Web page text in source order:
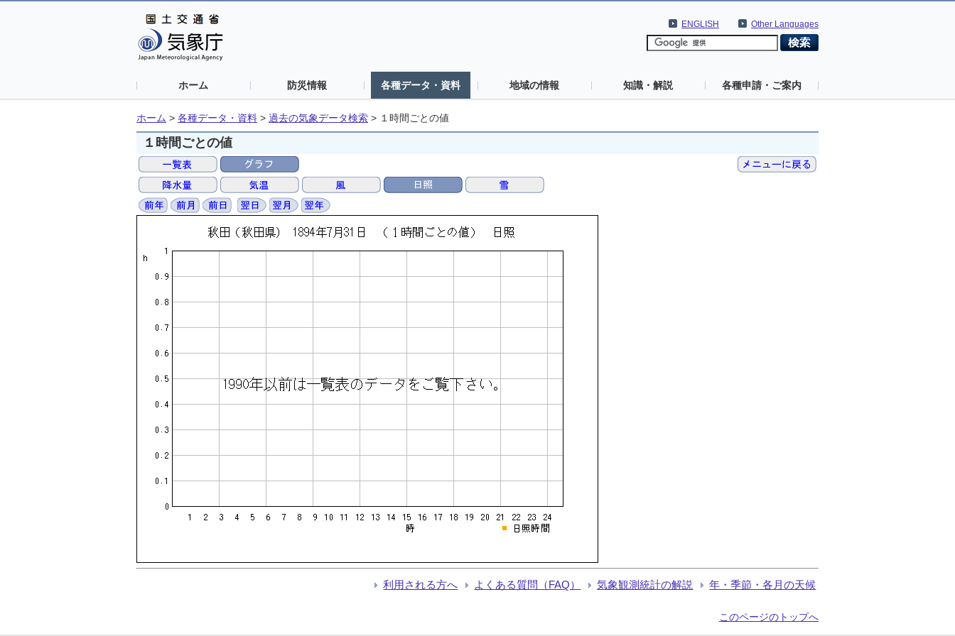
Other Languages
ENGLISH
ホーム 防災情報 各種データ・資料 地域の情報 知識・解説 各種申請・ご案内
ホーム > 各種データ・資料 > 過去の気象データ検索 > １時間ごとの値
１時間ごとの値
利用される方へ よくある質問（FAQ） 気象観測統計の解説 年・季節・各月の天候
このページのトップへ